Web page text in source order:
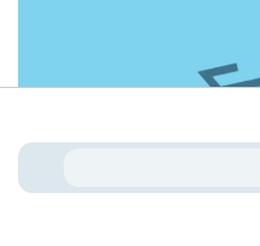
i